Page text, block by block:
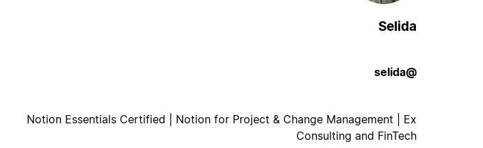
Selida
@selida
Notion Essentials Certified | Notion for Project & Change Management | Ex
Consulting and FinTech